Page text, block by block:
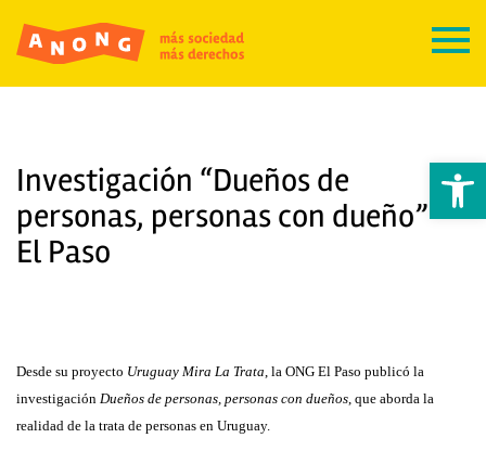
Abrir
Investigación “Dueños de
personas, personas con dueño” –
El Paso
Desde su proyecto Uruguay Mira La Trata, la ONG El Paso publicó la
investigación Dueños de personas, personas con dueños, que aborda la
realidad de la trata de personas en Uruguay.